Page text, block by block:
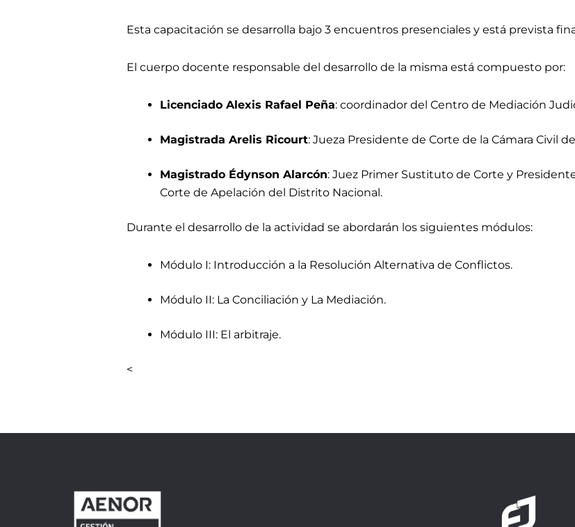
Esta capacitación se desarrolla bajo 3 encuentros presenciales y está prevista
El cuerpo docente responsable del desarrollo de la misma está compuesto por:
Licenciado Alexis Rafael Peña: coordinador del Centro de Mediación
Magistrada Arelis Ricourt: Jueza Presidente de Corte de la Cámara Civil
Magistrado Édynson Alarcón: Juez Primer Sustituto de Corte y
Corte de Apelación del Distrito Nacional.
Durante el desarrollo de la actividad se abordarán los siguientes módulos:
Módulo I: Introducción a la Resolución Alternativa de Conflictos.
Módulo II: La Conciliación y La Mediación.
Módulo III: El arbitraje.
<